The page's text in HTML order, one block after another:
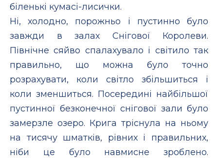
біленькі кумасі-лисички.
Ні, холодно, порожньо і пустинно було
завжди в залах Снігової Королеви.
Північне сяйво спалахувало і світило так
правильно, що можна було точно
розрахувати, коли світло збільшиться і
коли зменшиться. Посередині найбільшої
пустинної безконечної снігової зали було
замерзле озеро. Крига тріснула на ньому
на тисячу шматків, рівних і правильних,
ніби це було навмисне зроблено.